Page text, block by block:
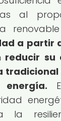
al
a partir
reducir su
la